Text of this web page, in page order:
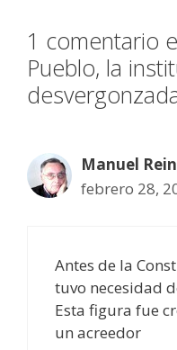
1 comentario
Pueblo, la
Manuel
febrero 28,
Antes de la
tuvo necesidad
Esta figura fue
un acreedor